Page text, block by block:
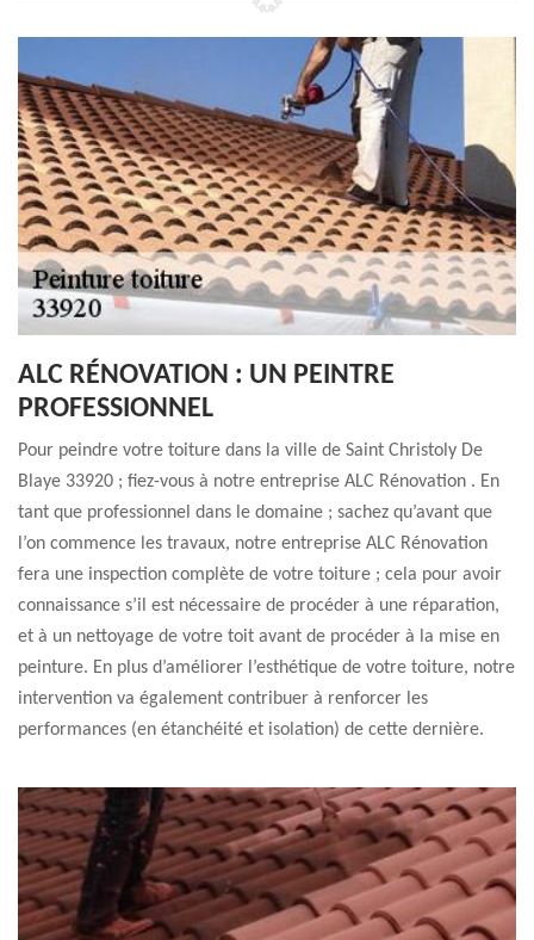
ALC RÉNOVATION : UN PEINTRE
PROFESSIONNEL
Pour peindre votre toiture dans la ville de Saint Christoly De
Blaye 33920 ; fiez-vous à notre entreprise ALC Rénovation . En
tant que professionnel dans le domaine ; sachez qu’avant que
l’on commence les travaux, notre entreprise ALC Rénovation
fera une inspection complète de votre toiture ; cela pour avoir
connaissance s’il est nécessaire de procéder à une réparation,
et à un nettoyage de votre toit avant de procéder à la mise en
peinture. En plus d’améliorer l’esthétique de votre toiture, notre
intervention va également contribuer à renforcer les
performances (en étanchéité et isolation) de cette dernière.